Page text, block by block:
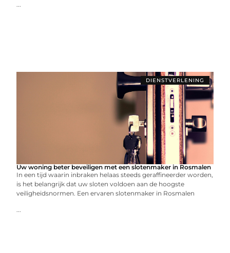
...
DIENSTVERLENING
Uw woning beter beveiligen met een slotenmaker in Rosmalen
In een tijd waarin inbraken helaas steeds geraffineerder worden,
is het belangrijk dat uw sloten voldoen aan de hoogste
veiligheidsnormen. Een ervaren slotenmaker in Rosmalen
...